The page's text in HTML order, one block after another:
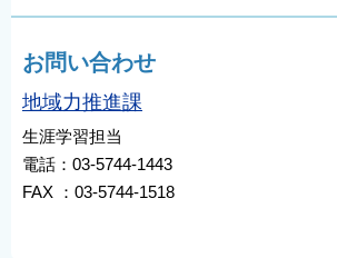
お問い合わせ
地域力推進課
生涯学習担当
電話：03-5744-1443
FAX ：03-5744-1518